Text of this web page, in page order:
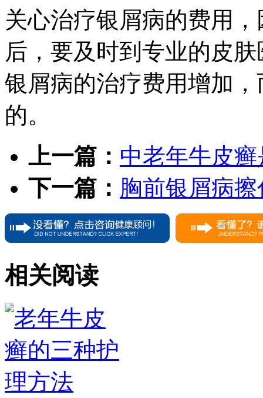
关心治疗银屑病的费用
后，要及时到专业的皮
银屑病的治疗费用增加
的。
上一篇： 中老年牛皮
下一篇： 胸前银屑病
相关阅读